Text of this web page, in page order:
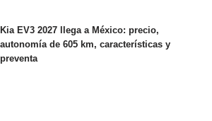
Kia EV3 2027 llega a México: precio,
autonomía de 605 km, características y
preventa